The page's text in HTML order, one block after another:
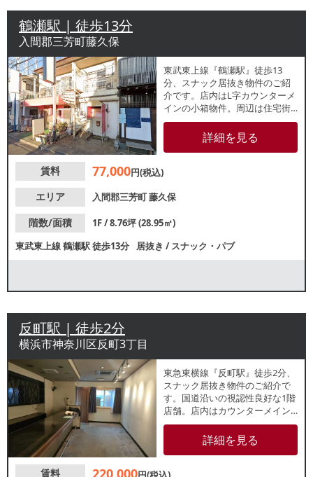
鶴瀬駅 | 徒歩13分
入間郡三芳町藤久保
東武東上線『鶴瀬駅』徒歩13
分、スナック居抜き物件のご紹
介です。店内はL字カウンターメ
インの小箱物件。周辺は住宅街
が広がっており、地域住民のリ
ピーター獲得が期待できます。
諸条件等、お気軽にお問合せく
詳細を見る
賃料 77,000円(税込)
エリア
入間郡三芳町藤久保
階数/面積
1F / 8.76坪 (28.95㎡)
東武東上線鶴瀬駅徒歩13分 居抜き /スナック・パブ
反町駅 | 徒歩2分
横浜市神奈川区反町3丁目
東急東横線『反町駅』徒歩2分、
スナック居抜き物件のご紹介で
す。国道沿いの視認性良好な1階
店舗。店内はカウンターメイン
で落ち着いた雰囲気の空間。約
11坪の小規模店舗のため、新規
出店や個人開業をお考えの方に
心とした集客が期待できます。
詳細を見る
賃料 220,000